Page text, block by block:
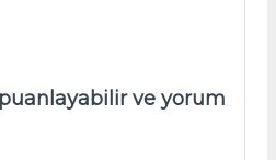
ve yorum